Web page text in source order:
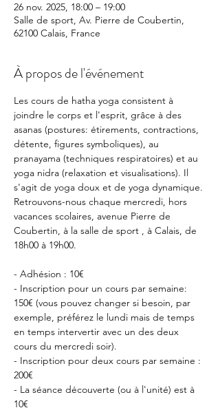
26 nov. 2025, 18:00 – 19:00
Salle de sport, Av. Pierre de Coubertin,
62100 Calais, France
À propos de l'événement
Les cours de hatha yoga consistent à
joindre le corps et l'esprit, grâce à des
asanas (postures: étirements, contractions,
détente, figures symboliques), au
pranayama (techniques respiratoires) et au
yoga nidra (relaxation et visualisations). Il
s'agit de yoga doux et de yoga dynamique.
Retrouvons-nous chaque mercredi, hors
vacances scolaires, avenue Pierre de
Coubertin, à la salle de sport , à Calais, de
18h00 à 19h00.
- Adhésion : 10€
- Inscription pour un cours par semaine:
150€ (vous pouvez changer si besoin, par
exemple, préférez le lundi mais de temps
en temps intervertir avec un des deux
cours du mercredi soir).
- Inscription pour deux cours par semaine :
200€
- La séance découverte (ou à l'unité) est à
10€